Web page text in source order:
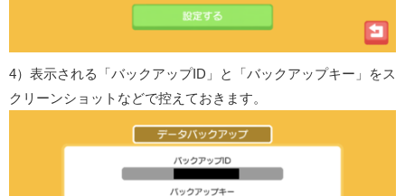
4）表示される「バックアップID」と「バックアップキー」をス
クリーンショットなどで控えておきます。